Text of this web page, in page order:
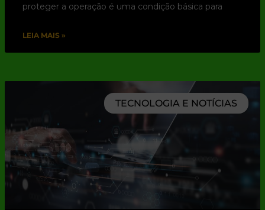
proteger a operação é uma condição básica para
LEIA MAIS »
TECNOLOGIA E NOTÍCIAS